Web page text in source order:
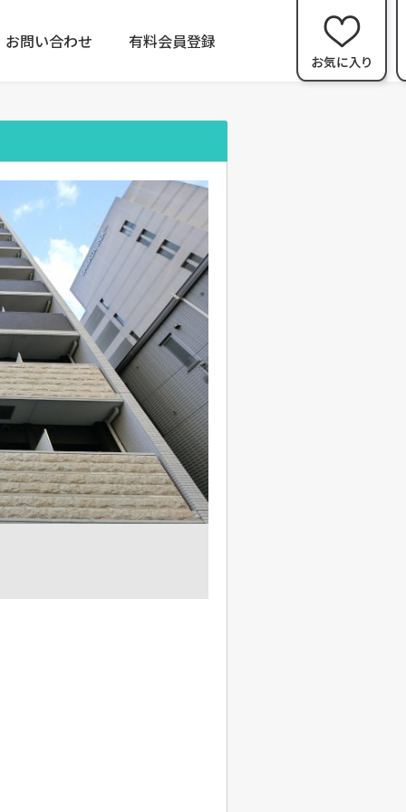
お問い合わせ 有料会員登録